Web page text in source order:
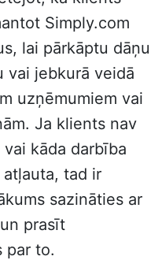
Simply.com
lai pārkāptu dāņu
vai jebkurā veidā
uzņēmumiem vai
Ja klients nav
kāda darbība
atļauta, tad ir
sazināties ar
prasīt
par to.